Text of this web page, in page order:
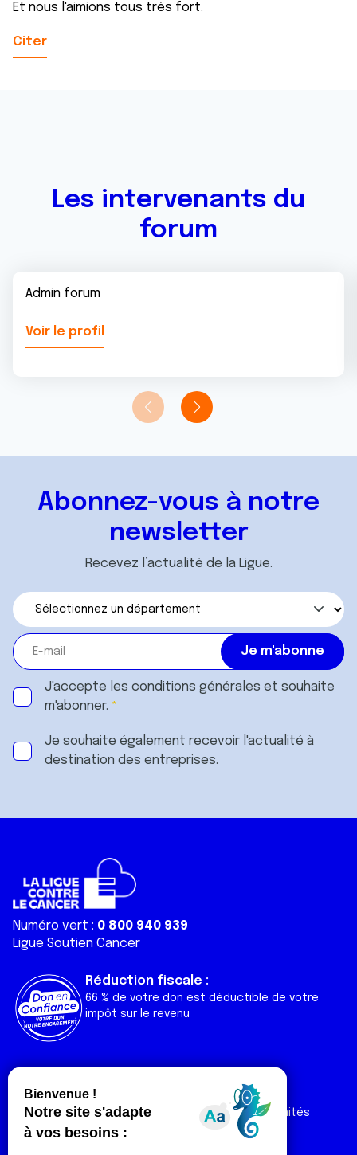
Et nous l'aimions tous très fort.
Citer
Les intervenants du
forum
Admin forum
Voir le profil
Abonnez-vous à notre
newsletter
Recevez l’actualité de la Ligue.
J'accepte les conditions générales et souhaite
m'abonner.
Je souhaite également recevoir l'actualité à
destination des entreprises.
Numéro vert : 0 800 940 939
Ligue Soutien Cancer
Réduction fiscale :
66 % de votre don est déductible de votre
impôt sur le revenu
Liens utiles
Nos actualités
Nos publications
Contact
Espace Ligue & comités
Espace chercheur